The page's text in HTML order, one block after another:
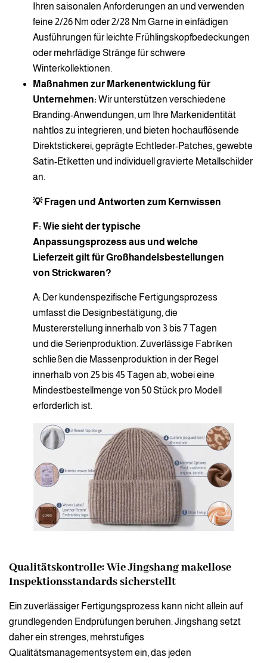
Ihren saisonalen Anforderungen an und verwenden
feine 2/26 Nm oder 2/28 Nm Garne in einfädigen
Ausführungen für leichte Frühlingskopfbedeckungen
oder mehrfädige Stränge für schwere
Winterkollektionen.
Maßnahmen zur Markenentwicklung für
Unternehmen: Wir unterstützen verschiedene
Branding-Anwendungen, um Ihre Markenidentität
nahtlos zu integrieren, und bieten hochauflösende
Direktstickerei, geprägte Echtleder-Patches, gewebte
Satin-Etiketten und individuell gravierte Metallschilder
an.
💡 Fragen und Antworten zum Kernwissen
F: Wie sieht der typische
Anpassungsprozess aus und welche
Lieferzeit gilt für Großhandelsbestellungen
von Strickwaren?
A: Der kundenspezifische Fertigungsprozess
umfasst die Designbestätigung, die
Mustererstellung innerhalb von 3 bis 7 Tagen
und die Serienproduktion. Zuverlässige Fabriken
schließen die Massenproduktion in der Regel
innerhalb von 25 bis 45 Tagen ab, wobei eine
Mindestbestellmenge von 50 Stück pro Modell
erforderlich ist.
Qualitätskontrolle: Wie Jingshang makellose
Inspektionsstandards sicherstellt
Ein zuverlässiger Fertigungsprozess kann nicht allein auf
grundlegenden Endprüfungen beruhen. Jingshang setzt
daher ein strenges, mehrstufiges
Qualitätsmanagementsystem ein, das jeden